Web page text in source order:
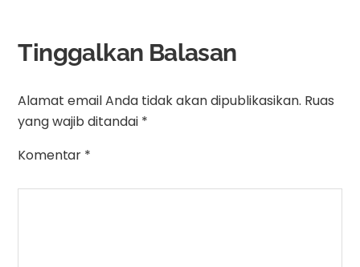
Tinggalkan Balasan
Alamat email Anda tidak akan dipublikasikan. Ruas
yang wajib ditandai *
Komentar *